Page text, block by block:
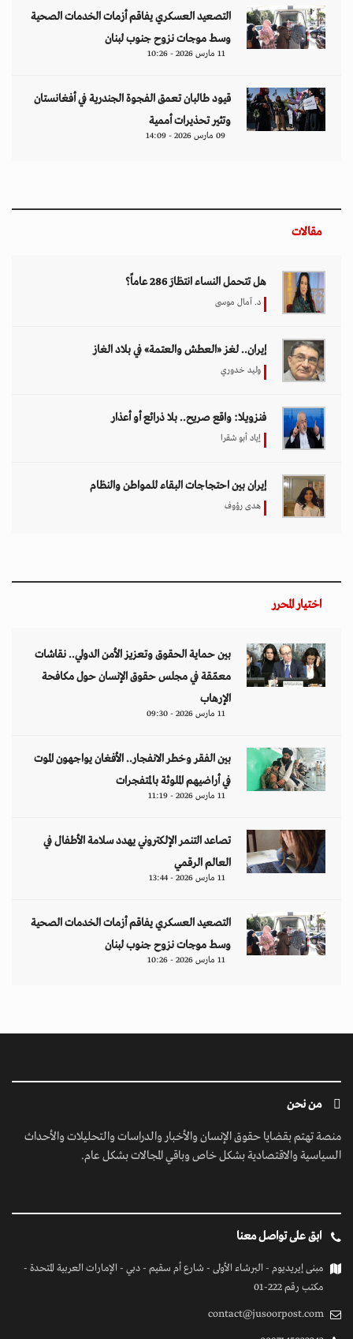
التصعيد العسكري يفاقم أزمات الخدمات الصحية
وسط موجات نزوح جنوب لبنان
11 مارس 2026 - 10:26
قيود طالبان تعمق الفجوة الجندرية في أفغانستان
وتثير تحذيرات أممية
09 مارس 2026 - 14:09
مقالات
هل تتحمل النساء انتظارَ 286 عاماً؟
د. آمال موسى
إيران.. لغز «العطش والعتمة» في بلاد الغاز
وليد خدوري
فنزويلا: واقع صريح.. بلا ذرائع أو أعذار
إياد أبو شقرا
إيران بين احتجاجات البقاء للمواطن والنظام
هدى رؤوف
اختيار المحرر
بين حماية الحقوق وتعزيز الأمن الدولي.. نقاشات
معمّقة في مجلس حقوق الإنسان حول مكافحة
الإرهاب
11 مارس 2026 - 09:30
بين الفقر وخطر الانفجار.. الأفغان يواجهون الموت
في أراضيهم الملوثة بالمتفجرات
11 مارس 2026 - 11:19
تصاعد التنمر الإلكتروني يهدد سلامة الأطفال في
العالم الرقمي
11 مارس 2026 - 13:44
التصعيد العسكري يفاقم أزمات الخدمات الصحية
وسط موجات نزوح جنوب لبنان
11 مارس 2026 - 10:26
من نحن
منصة تهتم بقضايا حقوق الإنسان والأخبار والدراسات والتحليلات والأحداث
السياسية والاقتصادية بشكل خاص وباقي المجالات بشكل عام.
ابق على تواصل معنا
مبنى إيريديوم - البرشاء الأولى - شارع أم سقيم - دبي - الإمارات العربية المتحدة -
مكتب رقم 222-01
contact@jusoorpost.com